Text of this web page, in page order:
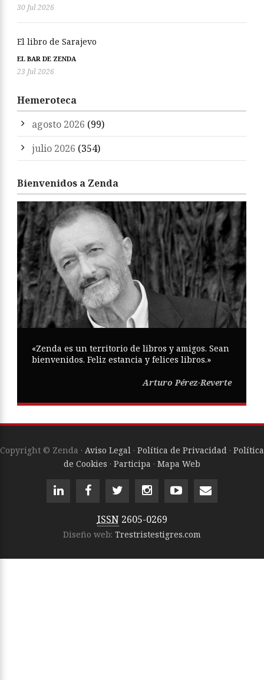
30 Jul 2026
El libro de Sarajevo
EL BAR DE ZENDA
23 Jul 2026
Hemeroteca
agosto 2026 (99)
julio 2026 (354)
Bienvenidos a Zenda
«Zenda es un territorio de libros y amigos. Sean
bienvenidos. Feliz estancia y felices libros.»
Arturo Pérez-Reverte
Copyright © Zenda · Aviso Legal · Política de Privacidad · Política
de Cookies · Participa · Mapa Web
ISSN 2605-0269
Diseño web: Trestristestigres.com